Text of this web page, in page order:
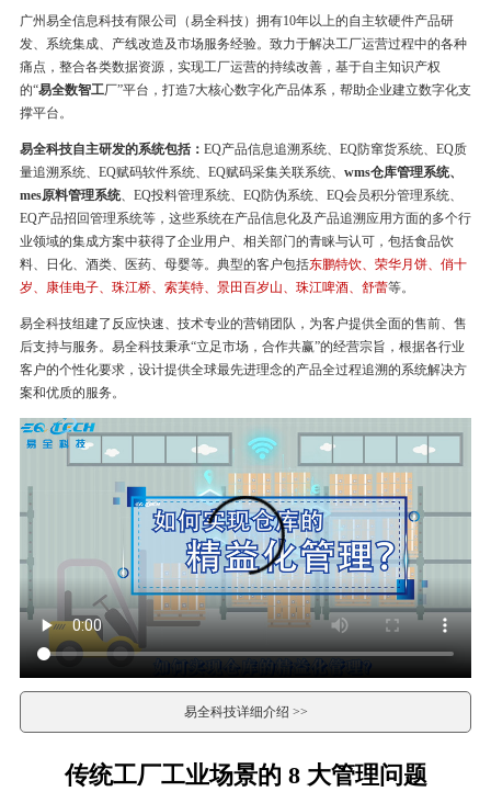
广州易全信息科技有限公司（易全科技）拥有10年以上的自主软硬件产品研
发、系统集成、产线改造及市场服务经验。致力于解决工厂运营过程中的各种
痛点，整合各类数据资源，实现工厂运营的持续改善，基于自主知识产权
的“易全数智工厂”平台，打造7大核心数字化产品体系，帮助企业建立数字化支
撑平台。
易全科技自主研发的系统包括： EQ产品信息追溯系统、EQ防窜货系统、EQ质
量追溯系统、EQ赋码软件系统、EQ赋码采集关联系统、 wms仓库管理系统、
mes原料管理系统、EQ投料管理系统、EQ防伪系统、EQ会员积分管理系统、
EQ产品招回管理系统等，这些系统在产品信息化及产品追溯应用方面的多个行
业领域的集成方案中获得了企业用户、相关部门的青睐与认可，包括食品饮
料、日化、酒类、医药、母婴等。典型的客户包括东鹏特饮、荣华月饼、俏十
岁、康佳电子、珠江桥、索芙特、景田百岁山、珠江啤酒、舒蕾等。
易全科技组建了反应快速、技术专业的营销团队，为客户提供全面的售前、售
后支持与服务。易全科技秉承“立足市场，合作共赢”的经营宗旨，根据各行业
客户的个性化要求，设计提供全球最先进理念的产品全过程追溯的系统解决方
案和优质的服务。
易全科技详细介绍 >>
传统工厂工业场景的 8 大管理问题